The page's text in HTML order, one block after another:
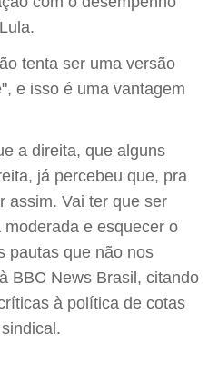
tenta ser uma versão
e isso é uma vantagem
a direita, que alguns
já percebeu que, pra
assim. Vai ter que ser
e esquecer o
pautas que não nos
BBC News Brasil, citando
à política de cotas